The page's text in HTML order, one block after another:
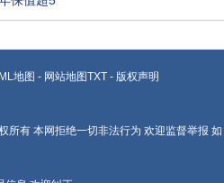
地图 - 网站地图TXT- 版权声明
所有 本网拒绝一切非法行为 欢迎监督举报 如